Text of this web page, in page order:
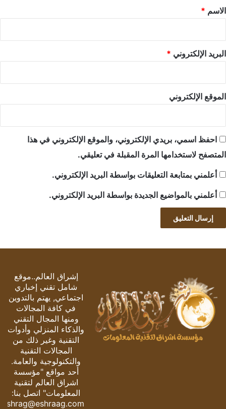
*
الاسم *
البريد الإلكتروني *
الموقع الإلكتروني
احفظ اسمي، بريدي الإلكتروني، والموقع الإلكتروني في هذا
المتصفح لاستخدامها المرة المقبلة في تعليقي.
أعلمني بمتابعة التعليقات بواسطة البريد الإلكتروني.
أعلمني بالمواضيع الجديدة بواسطة البريد الإلكتروني.
إشراق العالم..موقع
شامل تقني إخباري
اجتماعي, يهتم بالتدوين
في كافة المجالات
ومنها المجال التقني
والذكاء المنزلي وأدوات
التقنية وغير ذلك من
المجالات التقنية
والتكنولوجية والعامة.
أحد مواقع "مؤسسة
اشراق العالم لتقنية
المعلومات" اتصل بنا:
eshrag@eshraag.com